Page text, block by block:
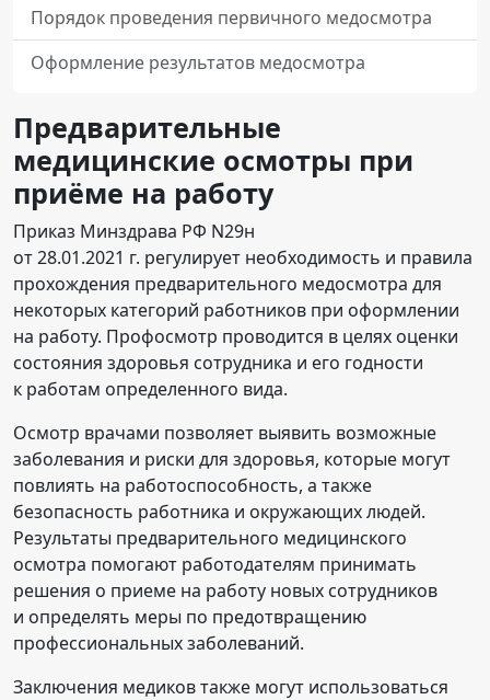
Предварительные
медицинские осмотры при
приёме на работу
Приказ Минздрава РФ N29н
от 28.01.2021 г. регулирует необходимость и правила
прохождения предварительного медосмотра для
некоторых категорий работников при оформлении
на работу. Профосмотр проводится в целях оценки
состояния здоровья сотрудника и его годности
к работам определенного вида.
Осмотр врачами позволяет выявить возможные
заболевания и риски для здоровья, которые могут
повлиять на работоспособность, а также
безопасность работника и окружающих людей.
Результаты предварительного медицинского
осмотра помогают работодателям принимать
решения о приеме на работу новых сотрудников
и определять меры по предотвращению
профессиональных заболеваний.
Заключения медиков также могут использоваться
Порядок проведения первичного медосмотра
Оформление результатов медосмотра